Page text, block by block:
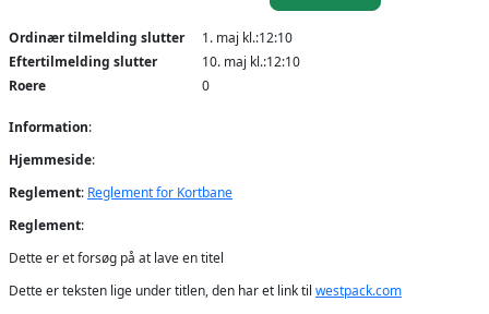
Ordinær tilmelding slutter
1. maj kl.:12:10
Eftertilmelding slutter
10. maj kl.:12:10
Roere
0
Information:
Hjemmeside:
Reglement: Reglement for Kortbane
Reglement:
Dette er et forsøg på at lave en titel
Dette er teksten lige under titlen, den har et link til westpack.com